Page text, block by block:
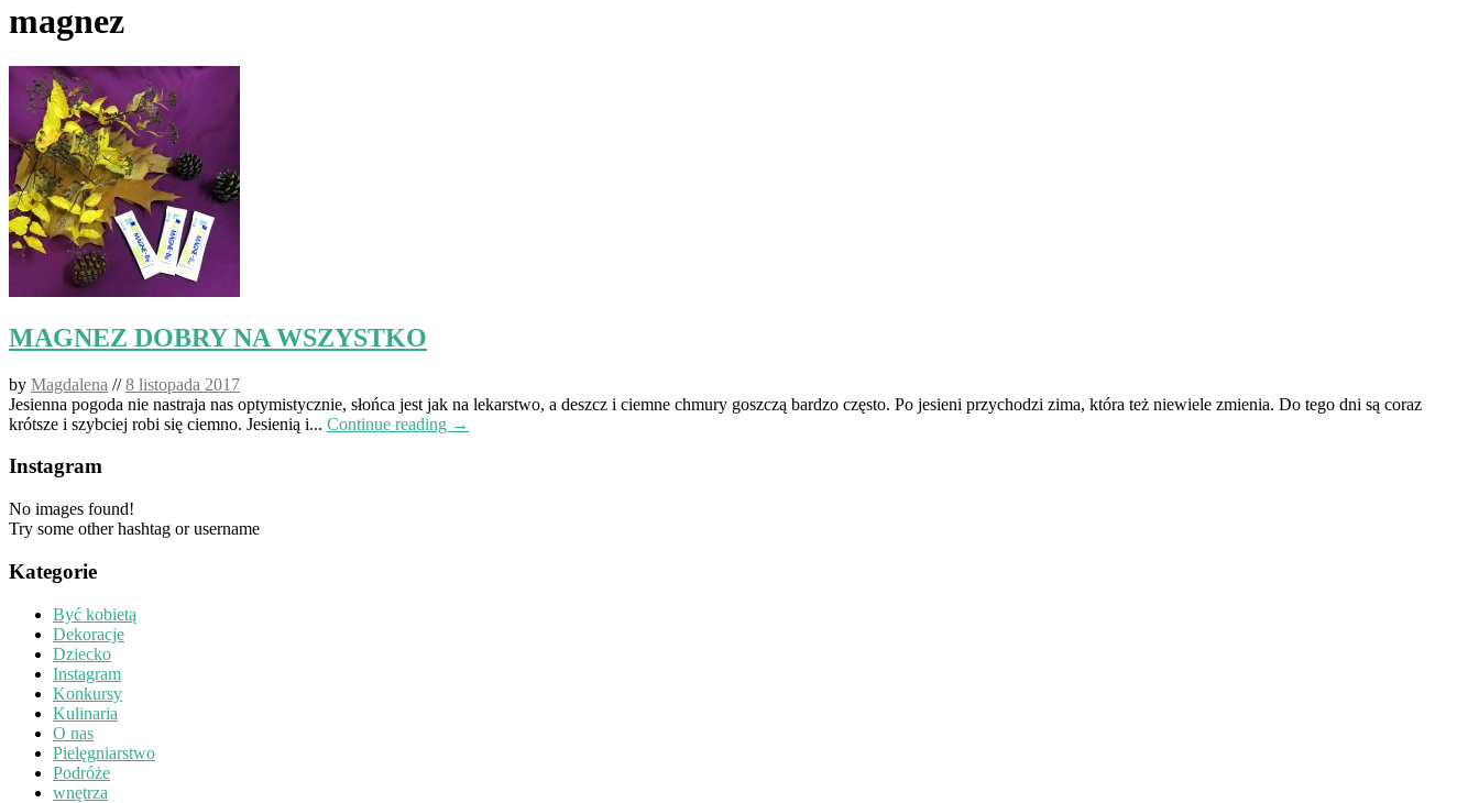
magnez
MAGNEZ DOBRY NA WSZYSTKO
by Magdalena //8 listopada 2017
Jesienna pogoda nie nastraja nas optymistycznie, słońca jest jak na lekarstwo, a deszcz i ciemne chmury goszczą bardzo często. Po jesieni przychodzi zima, która też niewiele zmienia. Do tego dni są coraz
krótsze i szybciej robi się ciemno. Jesienią i... Continue reading →
Instagram
No images found!
Try some other hashtag or username
Kategorie
Być kobietą
Dekoracje
Dziecko
Instagram
Konkursy
Kulinaria
O nas
Pielęgniarstwo
Podróże
wnętrza